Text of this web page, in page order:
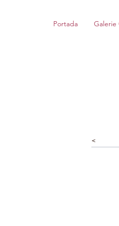
Portada Galerie
<